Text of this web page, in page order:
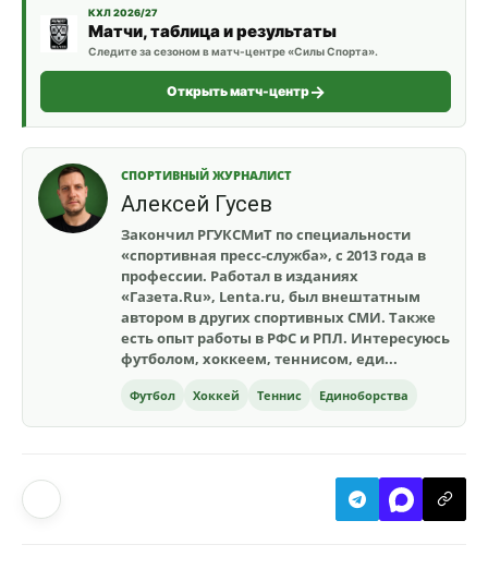
КХЛ 2026/27
Матчи, таблица и результаты
Следите за сезоном в матч-центре «Силы Спорта».
Открыть матч-центр
СПОРТИВНЫЙ ЖУРНАЛИСТ
Алексей Гусев
Закончил РГУКСМиТ по специальности
«спортивная пресс-служба», с 2013 года в
профессии. Работал в изданиях
«Газета.Ru», Lenta.ru, был внештатным
автором в других спортивных СМИ. Также
есть опыт работы в РФС и РПЛ. Интересуюсь
футболом, хоккеем, теннисом, еди...
Футбол Хоккей Теннис Единоборства